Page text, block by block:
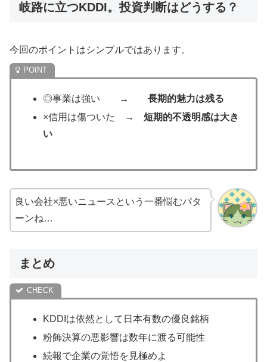
岐路に立つKDDI。投資判断はどうする？
今回のポイントはシンプルではあります。
◎事業は強い →長期的魅力は残る
×信用は傷ついた →短期的不透明感は大き
い
良い会社×悪いニュースという一番悩むパタ
ーンね…
まとめ
KDDIは依然として日本有数の優良銘柄
粉飾決算の悪影響は数年に渡る可能性
続報で企業の覚悟を見極めよ